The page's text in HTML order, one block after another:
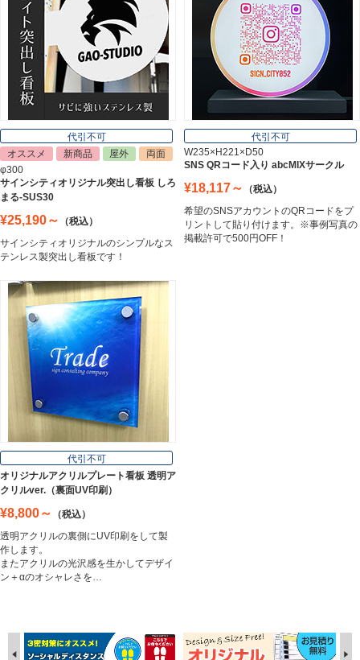
郵便ポスト
Post
Nameplate
代引不可
オススメ
新商品 屋外
両面
φ300
サインシティオリジナル突出し看板 しろ
まる-SUS30
¥25,190～
（税込）
サインシティオリジナルのシンプルなス
テンレス製突出し看板です！
代引不可
W235×H221×D50
SNS QRコード入り abcMIXサークル
¥18,117～
（税込）
希望のSNSアカウントのQRコードをプ
リントして貼り付けます。※事例写真の
掲載許可で500円OFF！
代引不可
オリジナルアクリルプレート看板 透明ア
クリルver.（裏面UV印刷）
¥8,800～
（税込）
透明アクリルの裏側にUV印刷をして製
作します。
またアクリルの光沢感を生かしてデザイ
ン＋αのオシャレさを…